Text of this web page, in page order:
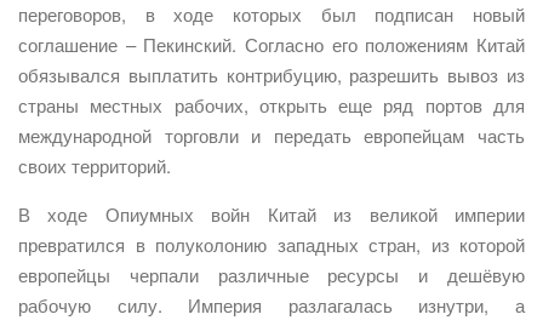
переговоров, в ходе которых был подписан новый
соглашение – Пекинский. Согласно его положениям Китай
обязывался выплатить контрибуцию, разрешить вывоз из
страны местных рабочих, открыть еще ряд портов для
международной торговли и передать европейцам часть
своих территорий.
В ходе Опиумных войн Китай из великой империи
превратился в полуколонию западных стран, из которой
европейцы черпали различные ресурсы и дешёвую
рабочую силу. Империя разлагалась изнутри, а